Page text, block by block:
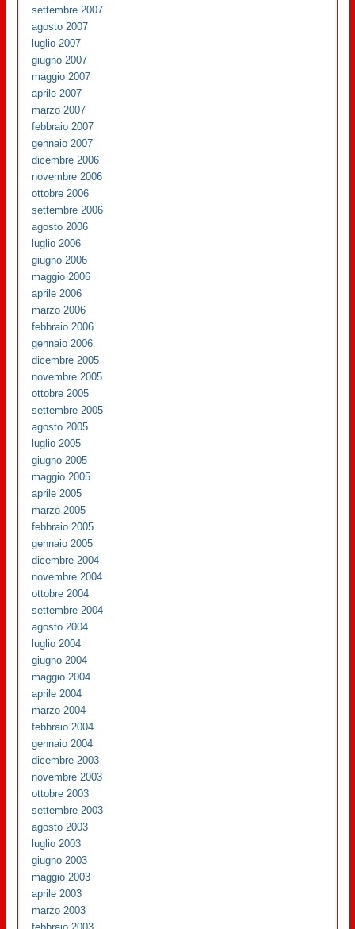
settembre 2007
agosto 2007
luglio 2007
giugno 2007
maggio 2007
aprile 2007
marzo 2007
febbraio 2007
gennaio 2007
dicembre 2006
novembre 2006
ottobre 2006
settembre 2006
agosto 2006
luglio 2006
giugno 2006
maggio 2006
aprile 2006
marzo 2006
febbraio 2006
gennaio 2006
dicembre 2005
novembre 2005
ottobre 2005
settembre 2005
agosto 2005
luglio 2005
giugno 2005
maggio 2005
aprile 2005
marzo 2005
febbraio 2005
gennaio 2005
dicembre 2004
novembre 2004
ottobre 2004
settembre 2004
agosto 2004
luglio 2004
giugno 2004
maggio 2004
aprile 2004
marzo 2004
febbraio 2004
gennaio 2004
dicembre 2003
novembre 2003
ottobre 2003
settembre 2003
agosto 2003
luglio 2003
giugno 2003
maggio 2003
aprile 2003
marzo 2003